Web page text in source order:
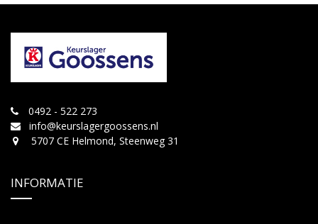
0492 - 522 273
info@keurslagergoossens.nl
5707 CE Helmond, Steenweg 31
INFORMATIE